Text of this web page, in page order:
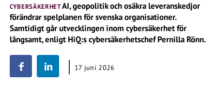
CYBERSÄKERHETAI, geopolitik och osäkra leveranskedjor
förändrar spelplanen för svenska organisationer.
Samtidigt går utvecklingen inom cybersäkerhet för
långsamt, enligt HiQ:s cybersäkerhetschef Pernilla Rönn.
17 juni 2026